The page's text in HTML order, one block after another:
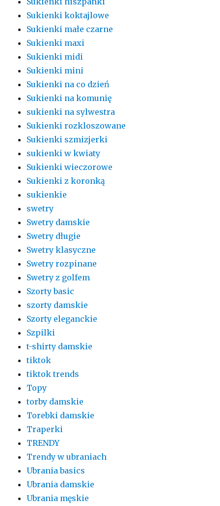
Sukienki koktajlowe
Sukienki małe czarne
Sukienki maxi
Sukienki midi
Sukienki mini
Sukienki na co dzień
Sukienki na komunię
sukienki na sylwestra
Sukienki rozkloszowane
Sukienki szmizjerki
sukienki w kwiaty
Sukienki wieczorowe
Sukienki z koronką
sukienkie
swetry
Swetry damskie
Swetry długie
Swetry klasyczne
Swetry rozpinane
Swetry z golfem
Szorty basic
szorty damskie
Szorty eleganckie
Szpilki
t-shirty damskie
tiktok
tiktok trends
Topy
torby damskie
Torebki damskie
Traperki
TRENDY
Trendy w ubraniach
Ubrania basics
Ubrania damskie
Ubrania męskie